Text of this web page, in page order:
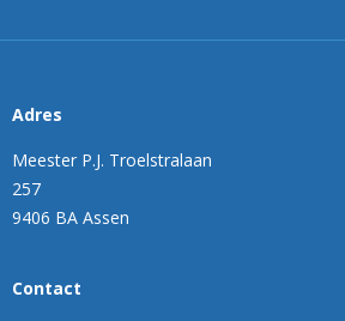
Adres
Meester P.J. Troelstralaan
257
9406 BA Assen
Contact